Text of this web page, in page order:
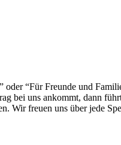
“Für Freunde und
bei uns ankommt, dann
Wir freuen uns über jede